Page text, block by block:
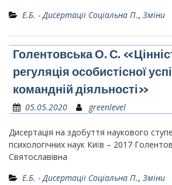
Е.Б. - Дисертаціі Соціальна П., Зміни
Голентовська О. С.
регуляція особистісної
командній діяльності»
05.05.2020 greenlevel
Дисертація на здобуття наукового
психологічних наук Київ – 2017
Святославівна
Е.Б. - Дисертаціі Соціальна П., Зміни